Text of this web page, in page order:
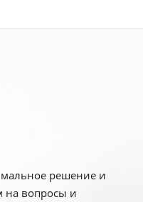
решение и
на вопросы и